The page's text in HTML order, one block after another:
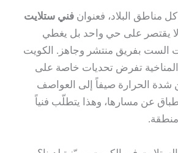
مناطق البلاد، فعنوان فني ستلايت
لا يقتصر على حي واحد بل يغطي
الست بفريق منتشر وجاهز. الكويت
والمناخية تفرض تحديات خاصة على
شدة الحرارة صيفاً إلى العواصف
عن مسارها، وهذا يتطلّب فنياً